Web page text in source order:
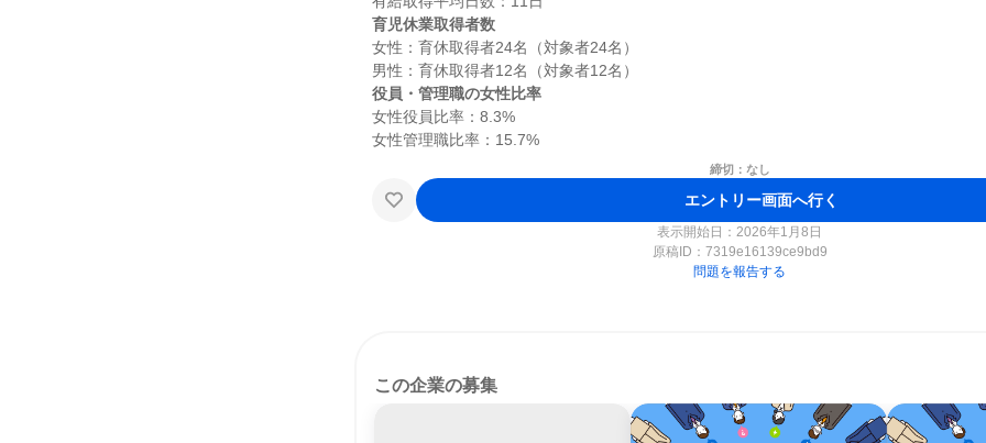
育児休業取得者数
女性：育休取得者24名（対象者24名）
役員・管理職の女性比率
女性役員比率：8.3%
締切：なし
エントリー画面へ行く
表示開始日：2026年1月8日
原稿ID： 7319e16139ce9bd9
問題を報告する
この企業の募集